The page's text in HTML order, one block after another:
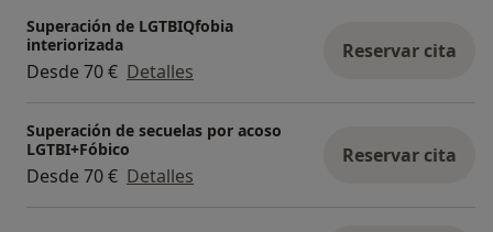
Superación de LGTBIQfobia
interiorizada
Desde 70 € Detalles
Reservar cita
Superación de secuelas por acoso
LGTBI+Fóbico
Desde 70 € Detalles
Reservar cita